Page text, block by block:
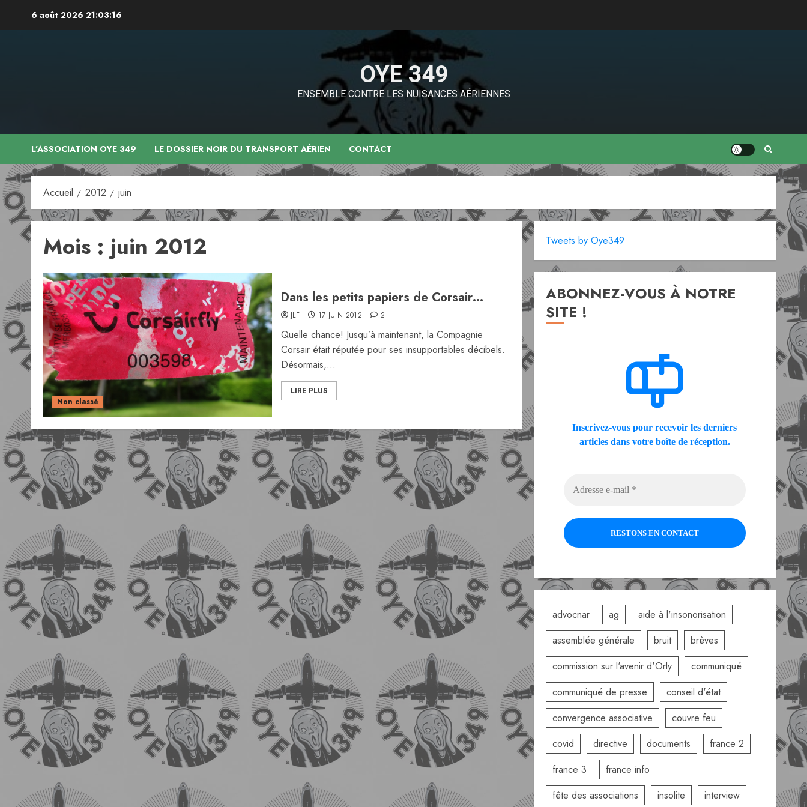
6 août 2026 21:03:17
OYE 349
ENSEMBLE CONTRE LES NUISANCES AÉRIENNES
L’ASSOCIATION OYE 349 LE DOSSIER NOIR DU TRANSPORT AÉRIEN CONTACT
Accueil 2012 juin
Mois : juin 2012
Non classé
Dans les petits papiers de Corsair…
JLF 17 JUIN 2012 2
Quelle chance! Jusqu’à maintenant, la Compagnie
Corsair était réputée pour ses insupportables décibels.
Désormais,...
LIRE PLUS
Tweets by Oye349
ABONNEZ-VOUS À NOTRE
SITE !
Inscrivez-vous pour recevoir les derniers
articles dans votre boîte de réception.
advocnar ag
aide à l'insonorisation
assemblée générale
bruit
brèves
commission sur l'avenir d'Orly
communiqué
communiqué de presse
conseil d'état
convergence associative
couvre feu
covid
directive documents
france 2
france 3
france info
fête des associations
insolite interview